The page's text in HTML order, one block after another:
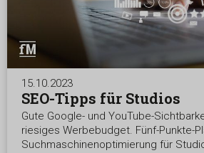
15.10.2023
SEO-Tipps für Studios
Gute Google- und YouTube-
riesiges Werbebudget. Fünf-Punkte-
Suchmaschinenoptimierung für